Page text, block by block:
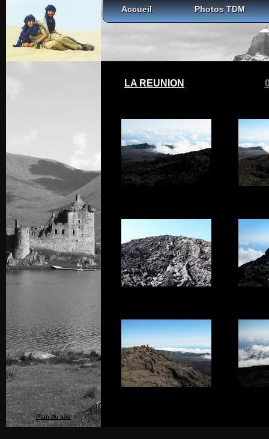
Accueil Photos TDM
LA REUNION
Plan du site